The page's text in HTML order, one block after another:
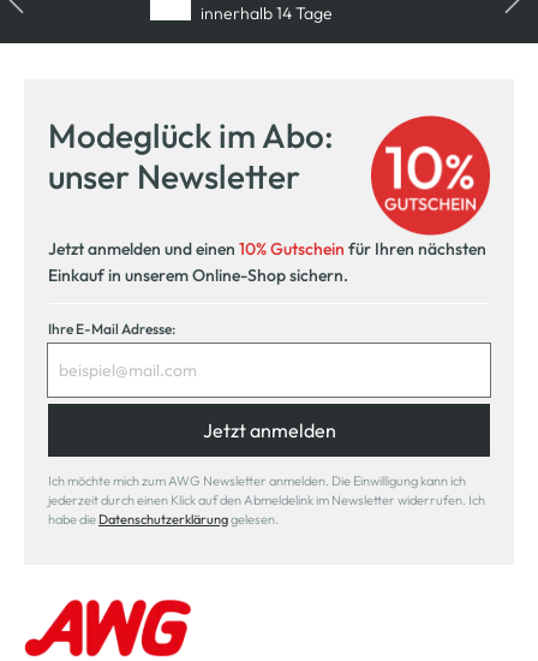
innerhalb 14 Tage
Modeglück im Abo:
unser Newsletter
Jetzt anmelden und einen 10% Gutschein für Ihren nächsten
Einkauf in unserem Online-Shop sichern.
Ihre E-Mail Adresse:
Jetzt anmelden
Ich möchte mich zum AWG Newsletter anmelden. Die Einwilligung kann ich
jederzeit durch einen Klick auf den Abmeldelink im Newsletter widerrufen. Ich
habe die Datenschutzerklärunggelesen.